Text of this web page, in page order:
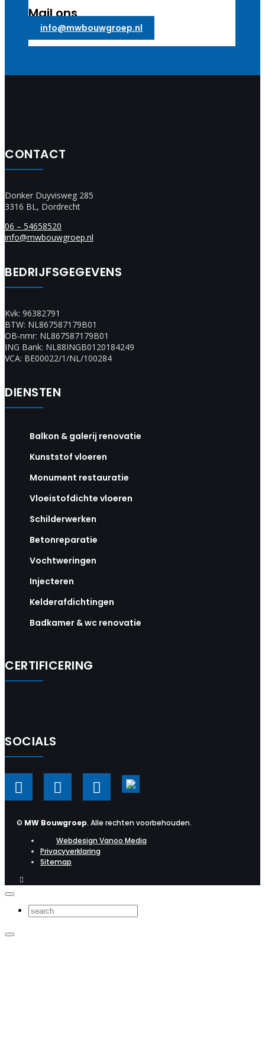
Mail ons
info@mwbouwgroep.nl
CONTACT
Donker Duyvisweg 285
3316 BL, Dordrecht
06 – 54658520
info@mwbouwgroep.nl
BEDRIJFSGEGEVENS
Kvk: 96382791
BTW: NL867587179B01
OB-nmr: NL867587179B01
ING Bank: NL88INGB0120184249
VCA: BE00022/1/NL/100284
DIENSTEN
Balkon & galerij renovatie
Kunststof vloeren
Monument restauratie
Vloeistofdichte vloeren
Schilderwerken
Betonreparatie
Vochtweringen
Injecteren
Kelderafdichtingen
Badkamer & wc renovatie
CERTIFICERING
SOCIALS
© MW Bouwgroep. Alle rechten voorbehouden.
Webdesign Vanoo Media
Privacyverklaring
Sitemap